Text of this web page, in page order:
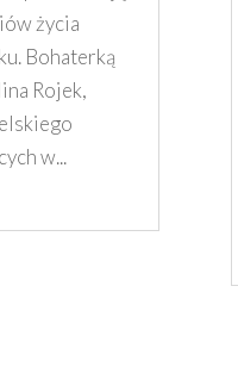
życia
Bohaterką
Rojek,
w...